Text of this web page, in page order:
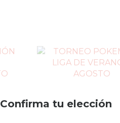
Política de gestión de
Confirma tu elección